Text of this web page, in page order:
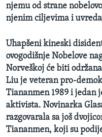
njemu od strane
njenim ciljevima i
Uhapšeni kineski
ovogodišnje Nobelove
Norveškoj će biti
Liu je veteran pro-
Tiananmen 1989 i
aktivista. Novinarka
razgovarala sa još
Tiananmen, koji su